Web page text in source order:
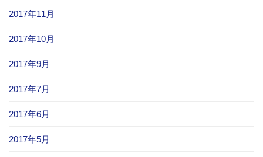
2017年11月
2017年10月
2017年9月
2017年7月
2017年6月
2017年5月